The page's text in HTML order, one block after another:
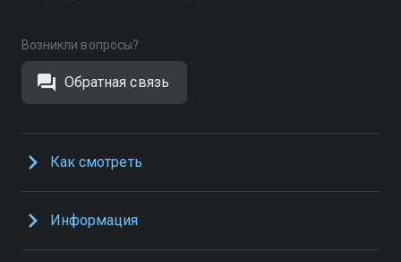
Возникли вопросы?
Обратная связь
Как смотреть
Информация